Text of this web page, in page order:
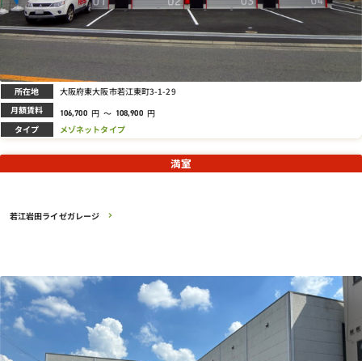
所在地 大阪府東大阪市若江東町3-1-29
月額賃料 106,700 円 ～ 108,900 円
タイプ メゾネットタイプ
若江岩田ライゼガレージ
満室